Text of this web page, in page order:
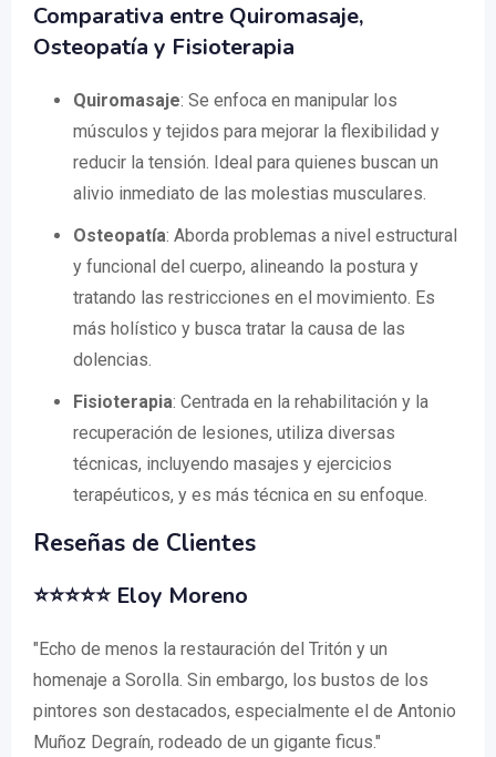
Comparativa entre Quiromasaje,
Osteopatía y Fisioterapia
Quiromasaje: Se enfoca en manipular los
músculos y tejidos para mejorar la flexibilidad y
reducir la tensión. Ideal para quienes buscan un
alivio inmediato de las molestias musculares.
Osteopatía: Aborda problemas a nivel estructural
y funcional del cuerpo, alineando la postura y
tratando las restricciones en el movimiento. Es
más holístico y busca tratar la causa de las
dolencias.
Fisioterapia: Centrada en la rehabilitación y la
recuperación de lesiones, utiliza diversas
técnicas, incluyendo masajes y ejercicios
terapéuticos, y es más técnica en su enfoque.
Reseñas de Clientes
⭐⭐⭐⭐⭐ Eloy Moreno
"Echo de menos la restauración del Tritón y un
homenaje a Sorolla. Sin embargo, los bustos de los
pintores son destacados, especialmente el de Antonio
Muñoz Degraín, rodeado de un gigante ficus."